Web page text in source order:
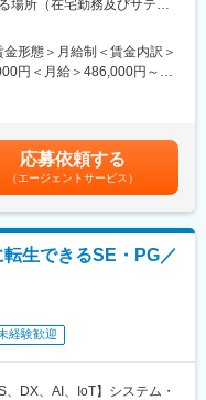
～運用まで一連の工程を総
ると共に、ITシステム化構
した西日本地区金融機関で
す。
ンにご担当いただきます。
管掌をしているため、ゆく
がら担当領域を広げていた
けたシステムの提案やAIの
ど、顧客の経営課題に踏み
場所（在宅勤務及びサテラ
形態＞月給制＜賃金内訳＞
円＜月給＞486,000円～
ただし、主任クラスの年収
給：年1回■賞与：年2回
の金額であり、選考を通じ
額)は固定手当を含めた表記
応募依頼する
（エージェントサービス）
生できるSE・PG／
経験歓迎
、DX、AI、IoT】システム・